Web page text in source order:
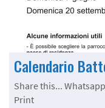
Calendario
Share this...
Print